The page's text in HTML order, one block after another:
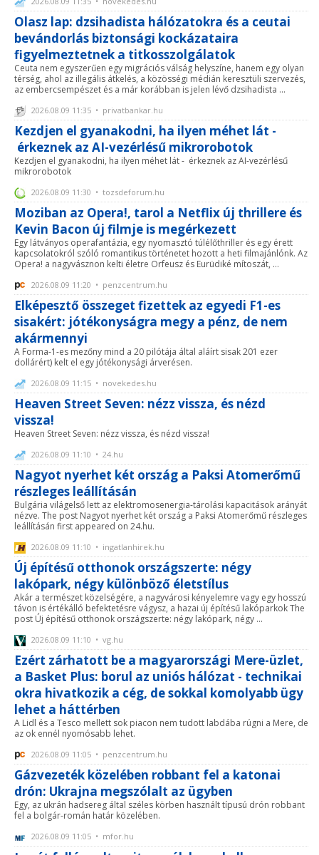
Olasz lap: dzsihadista hálózatokra és a ceutai
bevándorlás biztonsági kockázataira
figyelmeztetnek a titkosszolgálatok
Ceuta nem egyszerűen egy migrációs válság helyszíne, hanem egy olyan
térség, ahol az illegális átkelés, a közösségi médián keresztüli szervezés,
az embercsempészet és a már korábban is jelen lévő dzsihadista ...
2026.08.09 11:35 • privatbankar.hu
Kezdjen el gyanakodni, ha ilyen méhet lát -
érkeznek az AI-vezérlésű mikrorobotok
Kezdjen el gyanakodni, ha ilyen méhet lát - érkeznek az AI-vezérlésű
mikrorobotok
2026.08.09 11:30 • tozsdeforum.hu
Moziban az Opera!, tarol a Netflix új thrillere és
Kevin Bacon új filmje is megérkezett
Egy látványos operafantázia, egy nyomasztó túlélőthriller és egy érett
kapcsolatokról szóló romantikus történetet hozott a heti filmajánlónk. Az
Opera! a nagyvásznon kelti életre Orfeusz és Eurüdiké mítoszát, ...
2026.08.09 11:20 • penzcentrum.hu
Elképesztő összeget fizettek az egyedi F1-es
sisakért: jótékonyságra megy a pénz, de nem
akármennyi
A Forma-1-es mezőny mind a 20 pilótája által aláírt sisak 201 ezer
dollárért) kelt el egy jótékonysági árverésen.
2026.08.09 11:15 • novekedes.hu
Heaven Street Seven: nézz vissza, és nézd
vissza!
Heaven Street Seven: nézz vissza, és nézd vissza!
2026.08.09 11:10 • 24.hu
Nagyot nyerhet két ország a Paksi Atomerőmű
részleges leállításán
Bulgária világelső lett az elektromosenergia-tárolási kapacitások arányát
nézve. The post Nagyot nyerhet két ország a Paksi Atomerőmű részleges
leállításán first appeared on 24.hu.
2026.08.09 11:10 • ingatlanhirek.hu
Új építésű otthonok országszerte: négy
lakópark, négy különböző életstílus
Akár a természet közelségére, a nagyvárosi kényelemre vagy egy hosszú
távon is értékálló befektetésre vágysz, a hazai új építésű lakóparkok The
post Új építésű otthonok országszerte: négy lakópark, négy ...
2026.08.09 11:10 • vg.hu
Ezért zárhatott be a magyarországi Mere-üzlet,
a Basket Plus: borul az uniós hálózat - technikai
okra hivatkozik a cég, de sokkal komolyabb ügy
lehet a háttérben
A Lidl és a Tesco mellett sok piacon nem tudott labdába rúgni a Mere, de
az ok ennél nyomósabb lehet.
2026.08.09 11:05 • penzcentrum.hu
Gázvezeték közelében robbant fel a katonai
drón: Ukrajna megszólalt az ügyben
Egy, az ukrán hadsereg által széles körben használt típusú drón robbant
fel a bolgár-román határ közelében.
2026.08.09 11:05 • mfor.hu